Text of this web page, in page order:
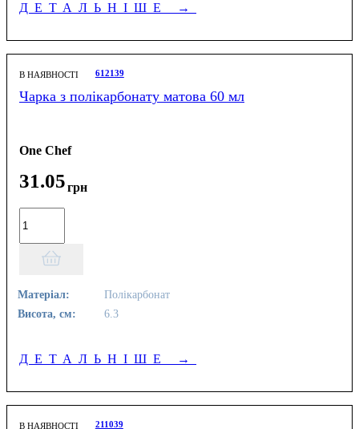
ДЕТАЛЬНІШЕ →
В НАЯВНОСТІ 612139
Чарка з полікарбонату матова 60 мл
One Chef
31.05грн
Матеріал:
Полікарбонат
Висота, см:
6.3
ДЕТАЛЬНІШЕ →
В НАЯВНОСТІ 211039